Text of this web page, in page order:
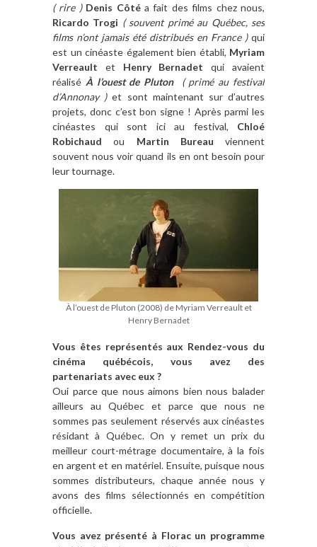
( rire ) Denis Côtéa fait des films chez nous,
Ricardo Trogi ( souvent primé au Québec, ses
films n’ont jamais été distribués en France )qui
est un cinéaste également bien établi, Myriam
Verreault et Henry Bernadet qui avaient
réalisé À l’ouest de Pluton
( primé au festival
d’Annonay )et sont maintenant sur d’autres
projets, donc c’est bon signe ! Après parmi les
cinéastes qui sont ici au festival, Chloé
Robichaud ou Martin Bureau viennent
souvent nous voir quand ils en ont besoin pour
leur tournage.
À l’ouest de Pluton (2008) de Myriam Verreault et
Henry Bernadet
Vous êtes représentés aux Rendez-vous du
cinéma québécois, vous avez des
partenariats avec eux ?
Oui parce que nous aimons bien nous balader
ailleurs au Québec et parce que nous ne
sommes pas seulement réservés aux cinéastes
résidant à Québec. On y remet un prix du
meilleur court-métrage documentaire, à la fois
en argent et en matériel. Ensuite, puisque nous
sommes distributeurs, chaque année nous y
avons des films sélectionnés en compétition
officielle.
Vous avez présenté à Florac un programme